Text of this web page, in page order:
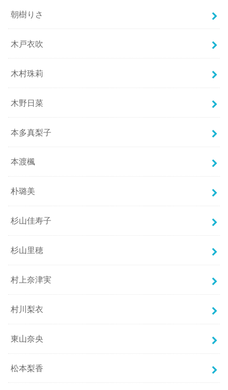
朝樹りさ
木戸衣吹
木村珠莉
木野日菜
本多真梨子
本渡楓
朴璐美
杉山佳寿子
杉山里穂
村上奈津実
村川梨衣
東山奈央
松本梨香